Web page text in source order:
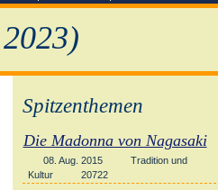
Spitzenthemen
Die Madonna von Nagasaki
08. Aug. 2015
Tradition und
Kultur
20722